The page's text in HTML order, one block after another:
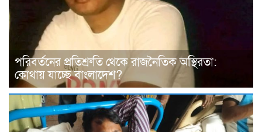
পরিবর্তনের প্রতিশ্রুতি থেকে রাজনৈতিক অস্থিরতা:
কোথায় যাচ্ছে বাংলাদেশ?